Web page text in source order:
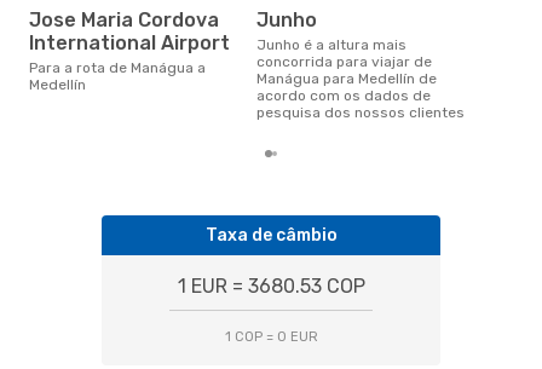
Jose Maria Cordova
International Airport
Para a rota de Manágua a
Medellín
junho
junho é a altura mais
concorrida para viajar de
Manágua para Medellín de
acordo com os dados de
pesquisa dos nossos clientes
Taxa de câmbio
1 EUR = 3680.53 COP
1 COP = 0 EUR